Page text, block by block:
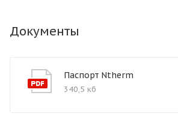
Документы
Паспорт Ntherm
340,5 кб